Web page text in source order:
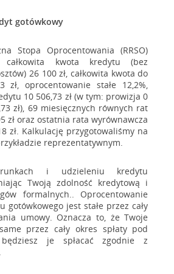
gotówkowy
Stopa Oprocentowania (RRSO)
całkowita kwota kredytu (bez
26 100 zł, całkowita kwota do
zł, oprocentowanie stałe 12,2%,
10 506,73 zł (w tym: prowizja 0
zł), 69 miesięcznych równych rat
zł oraz ostatnia rata wyrównawcza
zł. Kalkulację przygotowaliśmy na
reprezentatywnym.
i udzieleniu kredytu
Twoją zdolność kredytową i
formalnych.. Oprocentowanie
gotówkowego jest stałe przez cały
umowy. Oznacza to, że Twoje
przez cały okres spłaty pod
je spłacać zgodnie z